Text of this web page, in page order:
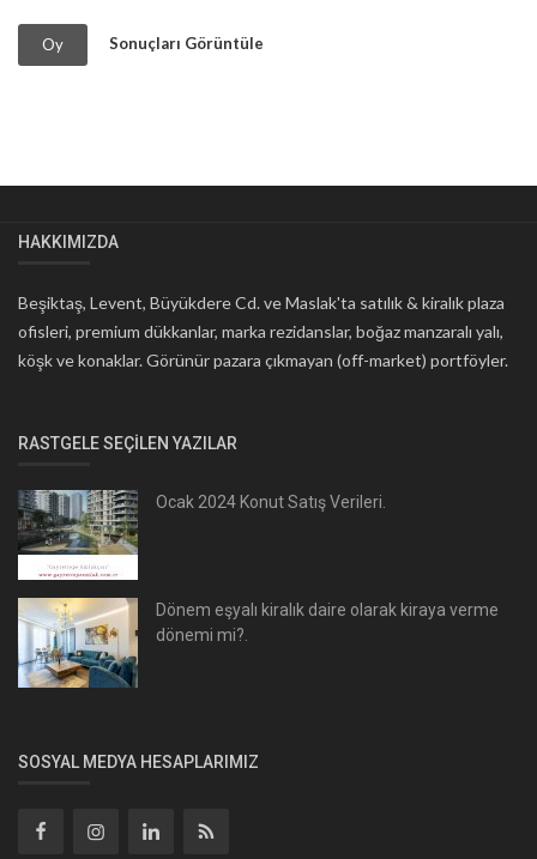
Oy Sonuçları Görüntüle
HAKKIMIZDA
Beşiktaş, Levent, Büyükdere Cd. ve Maslak'ta satılık & kiralık plaza
ofisleri, premium dükkanlar, marka rezidanslar, boğaz manzaralı yalı,
köşk ve konaklar. Görünür pazara çıkmayan (off-market) portföyler.
RASTGELE SEÇILEN YAZILAR
Ocak 2024 Konut Satış Verileri.
Dönem eşyalı kiralık daire olarak kiraya verme
dönemi mi?.
SOSYAL MEDYA HESAPLARIMIZ